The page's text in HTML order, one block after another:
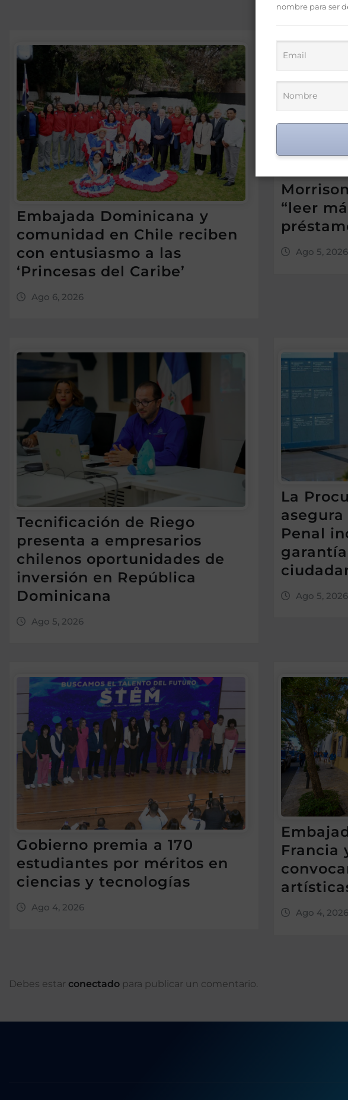
Embajada Dominicana y
comunidad en Chile reciben
con entusiasmo a las
‘Princesas del Caribe’
Ago 6, 2026
“leer
Ago 5, 2026
Tecnificación de Riego
presenta a empresarios
chilenos oportunidades de
inversión en República
Dominicana
Ago 5, 2026
La
Penal
Ago 5, 2026
Gobierno premia a 170
estudiantes por méritos en
ciencias y tecnologías
Ago 4, 2026
Francia
Ago 4, 2026
Debes estar conectado para publicar un comentario.
nombre para ser